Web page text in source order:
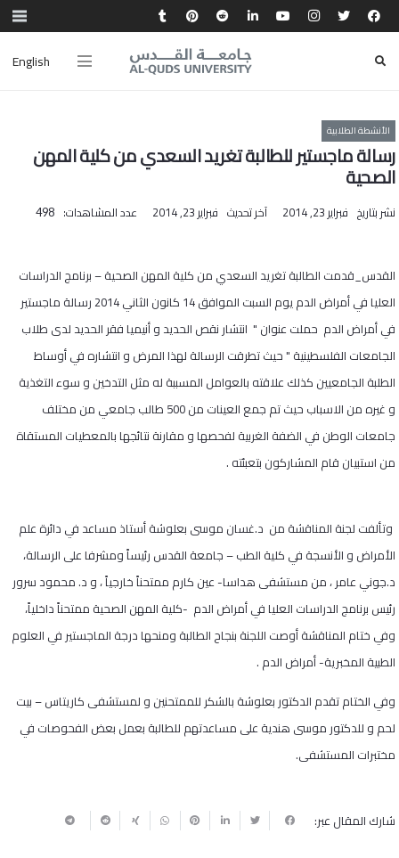
English
الأنشطة الطلابية
رسالة ماجستير للطالبة تغريد السعدي من كلية المهن
الصحية
نشر بتاريخ فبراير 23, 2014 آخر تحديث فبراير 23, 2014 عدد المشاهدات: 498
القدس_قدمت الطالبة تغريد السعدي من كلية المهن الصحية – برنامج الدراسات
العليا في أمراض الدم يوم السبت الموافق 14 كانون الثاني 2014 رسالة ماجستير
في أمراض الدم حملت عنوان " انتشار نقص الحديد و أنيميا فقر الحديد لدى طلاب
الجامعات الفلسطينية " حيث تطرقت الرسالة لهذا المرض و انتشاره في أوساط
الطلبة الجامعيين كذلك علاقته بالعوامل المسببة له مثل التدخين و سوء التغذية
و غيره من الاسباب حيث تم جمع العينات من 500 طالب جامعي من مختلف
جامعات الوطن في الضفة الغربية لفحصها و مقارنة نتائجها بالمعطيات المستقاة
من استبيان قام المشاركون بتعبئته .
وتألفت لجنة المناقشة من د.غسان موسى بعلوشة أستاذ مساعد في دائرة علم
الأمراض و الأنسجة في كلية الطب – جامعة القدس رئيساً ومشرفا على الرسالة،
د.جوني عامر ، من مستشفى هداسا- عين كارم ممتحناً خارجياً ، و د. محمود سرور
رئيس برنامج الدراسات العليا في أمراض الدم -كلية المهن الصحية ممتحناً داخلياً،
وفي ختام المناقشة أوصت اللجنة بنجاح الطالبة ومنحها درجة الماجستير في العلوم
الطبية المخبرية- أمراض الدم .
وفي الختام تقدم الدكتور بعلوشة بالشكر للممتحنين و لمستشفى كاريتاس – بيت
لحم و للدكتور موسى هندية على مساعدتهم للطالبة بعمل بعض الفحوصات في
مختبرات المستشفى.
شارك المقال عبر: